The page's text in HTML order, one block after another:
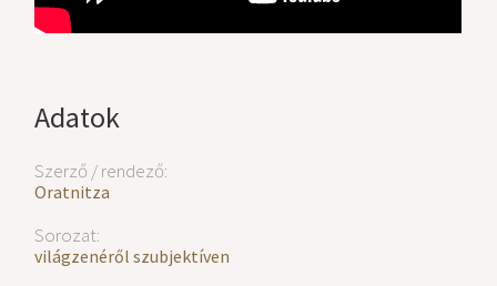
Adatok
Szerző / rendező:
Oratnitza
Sorozat:
világzenéről szubjektíven